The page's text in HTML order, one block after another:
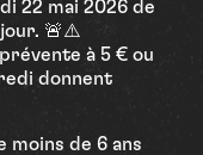
22 mai 2026 de
jour. 🚨⚠️
à 5 € ou
donnent
moins de 6 ans